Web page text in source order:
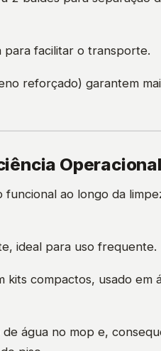
facilitar o transporte.
reforçado) garantem
Operacional
ao longo da
ideal para uso frequente.
kits compactos, usado em
água no mop e,